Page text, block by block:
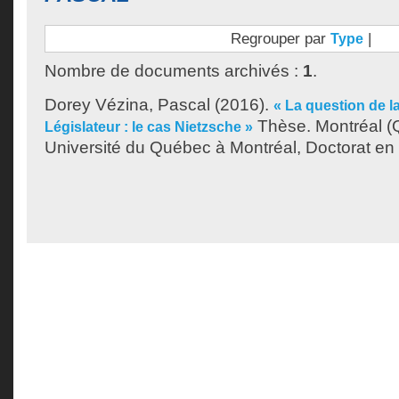
Regrouper par Type |
Nombre de documents archivés : 1.
Dorey Vézina, Pascal (2016). « La question de
Législateur : le cas Nietzsche » Thèse. Montréal
Université du Québec à Montréal, Doctorat